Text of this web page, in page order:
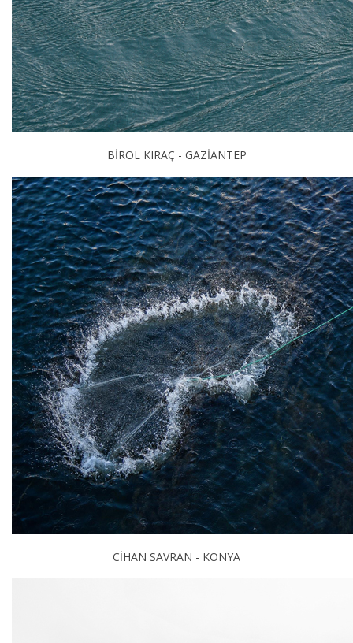
BİROL KIRAÇ - GAZİANTEP
CİHAN SAVRAN - KONYA